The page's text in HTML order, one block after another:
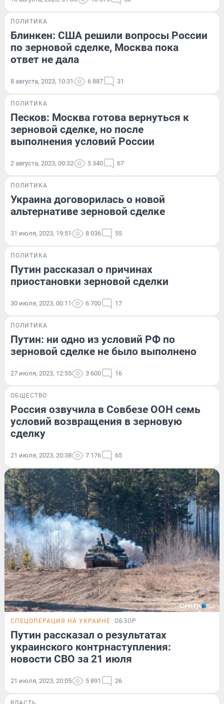
ПОЛИТИКА
Блинкен: США решили вопросы России
по зерновой сделке, Москва пока
ответ не дала
8 августа, 2023, 10:31 6 887 31
ПОЛИТИКА
Песков: Москва готова вернуться к
зерновой сделке, но после
выполнения условий России
2 августа, 2023, 00:32 5 340 67
ПОЛИТИКА
Украина договорилась о новой
альтернативе зерновой сделке
31 июля, 2023, 19:51 8 036 55
ПОЛИТИКА
Путин рассказал о причинах
приостановки зерновой сделки
30 июля, 2023, 00:11 6 700 17
ПОЛИТИКА
Путин: ни одно из условий РФ по
зерновой сделке не было выполнено
27 июля, 2023, 12:55 3 600 16
ОБЩЕСТВО
Россия озвучила в Совбезе ООН семь
условий возвращения в зерновую
сделку
21 июля, 2023, 20:38 7 176 65
СПЕЦОПЕРАЦИЯ НА УКРАИНЕ ОБЗОР
Путин рассказал о результатах
украинского контрнаступления:
новости СВО за 21 июля
21 июля, 2023, 20:05 5 891 26